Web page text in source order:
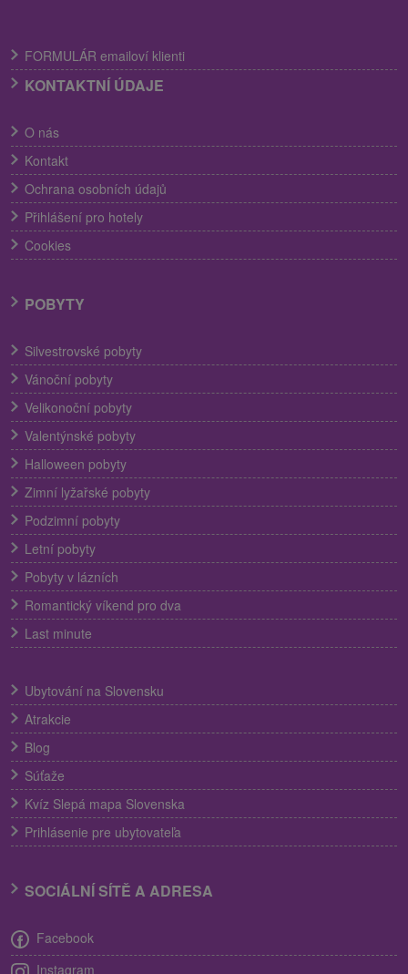
FORMULÁR emailoví klienti
KONTAKTNÍ ÚDAJE
O nás
Kontakt
Ochrana osobních údajů
Přihlášení pro hotely
Cookies
POBYTY
Silvestrovské pobyty
Vánoční pobyty
Velikonoční pobyty
Valentýnské pobyty
Halloween pobyty
Zimní lyžařské pobyty
Podzimní pobyty
Letní pobyty
Pobyty v lázních
Romantický víkend pro dva
Last minute
Ubytování na Slovensku
Atrakcie
Blog
Súťaže
Kvíz Slepá mapa Slovenska
Prihlásenie pre ubytovateľa
SOCIÁLNÍ SÍTĚ A ADRESA
Facebook
Instagram